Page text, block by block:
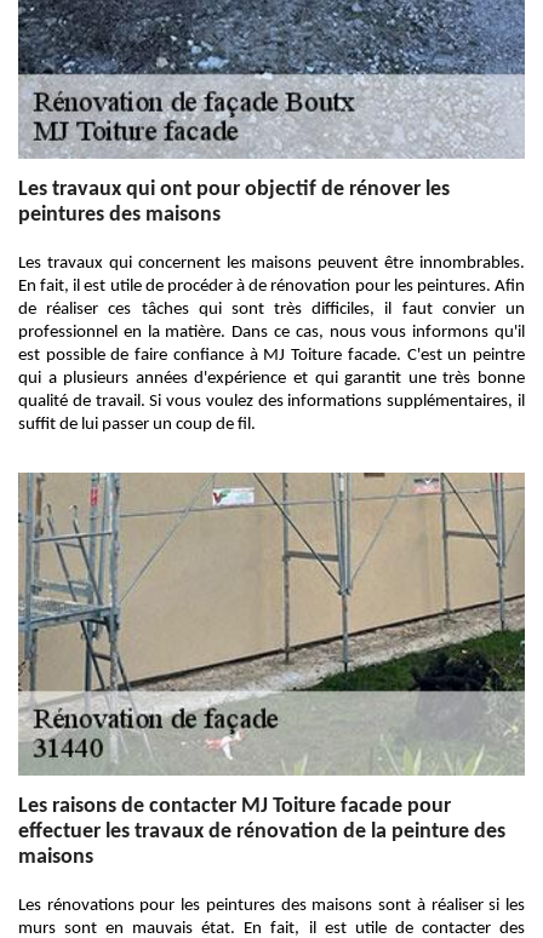
Les travaux qui ont pour objectif de rénover les
peintures des maisons
Les travaux qui concernent les maisons peuvent être innombrables.
En fait, il est utile de procéder à de rénovation pour les peintures. Afin
de réaliser ces tâches qui sont très difficiles, il faut convier un
professionnel en la matière. Dans ce cas, nous vous informons qu'il
est possible de faire confiance à MJ Toiture facade. C'est un peintre
qui a plusieurs années d'expérience et qui garantit une très bonne
qualité de travail. Si vous voulez des informations supplémentaires, il
suffit de lui passer un coup de fil.
Les raisons de contacter MJ Toiture facade pour
effectuer les travaux de rénovation de la peinture des
maisons
Les rénovations pour les peintures des maisons sont à réaliser si les
murs sont en mauvais état. En fait, il est utile de contacter des